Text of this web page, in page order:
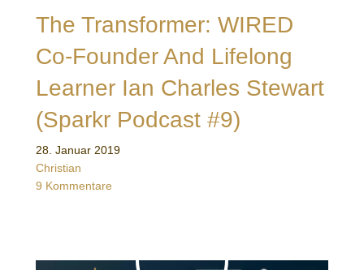
The Transformer: WIRED
Co-Founder And Lifelong
Learner Ian Charles Stewart
(Sparkr Podcast #9)
28. Januar 2019
Christian
9 Kommentare